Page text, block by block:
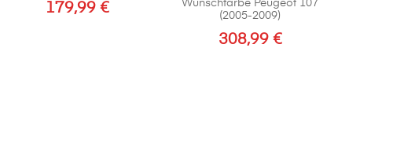
179,99 €
Wunschfarbe Peugeot 107
(2005-2009)
308,99 €